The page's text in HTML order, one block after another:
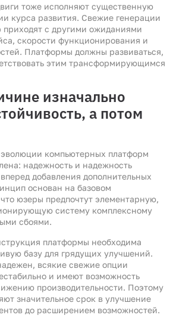
тоже исполняют существенную
курса развития. Свежие генерации
приходят с другими ожиданиями
скорости функционирования и
Платформы должны развиваться,
этим трансформирующимся
изначально
а потом
компьютерных платформ
надежность и надежность
добавления дополнительных
основан на базовом
юзеры предпочтут элементарную,
систему комплексному
сбоями.
платформы необходима
базу для грядущих улучшений.
всякие свежие опции
и имеют возможность
производительности. Поэтому
значительное срок в улучшение
до расширением возможностей.